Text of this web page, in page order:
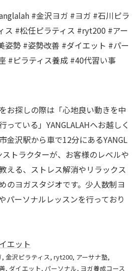
#金沢ヨガ #ヨガ #石川ピラ
ス #松任ピラティス #ryt200 #アー
姿勢 #姿勢改善 #ダイエット #パー
#ピラティス養成 #40代習い事
お探しの際は「心地良い動きを中
っている」YANGLALAHへお越しく
金沢駅から車で12分にあるYANGL
トラクターが、お客様のレベルや
える、ストレス解消やリラックス
のヨガスタジオです。少人数制ヨ
パーソナルレッスンを行っており
エット
金沢ピラティス ryt200 アーサナ塾
ダイエット パーソナル ヨガ養成コース